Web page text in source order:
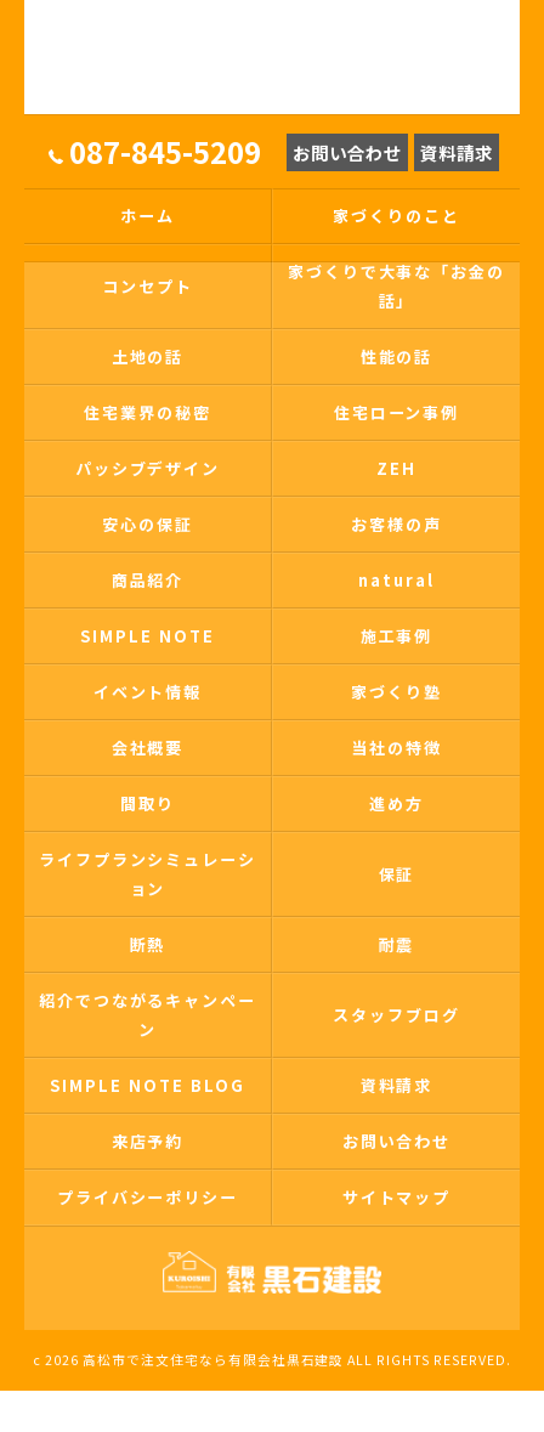
087-845-5209 お問い合わせ 資料請求
ホーム 家づくりのこと
コンセプト
家づくりで大事な「お金の
話」
土地の話 性能の話
住宅業界の秘密 住宅ローン事例
パッシブデザイン ZEH
安心の保証 お客様の声
商品紹介 natural
SIMPLE NOTE 施工事例
イベント情報 家づくり塾
会社概要 当社の特徴
間取り 進め方
ライフプランシミュレーシ
ョン
保証
断熱 耐震
紹介でつながるキャンペー
ン
スタッフブログ
SIMPLE NOTE BLOG 資料請求
来店予約 お問い合わせ
プライバシーポリシー サイトマップ
c 2026 高松市で注文住宅なら有限会社黒石建設 ALL RIGHTS RESERVED.